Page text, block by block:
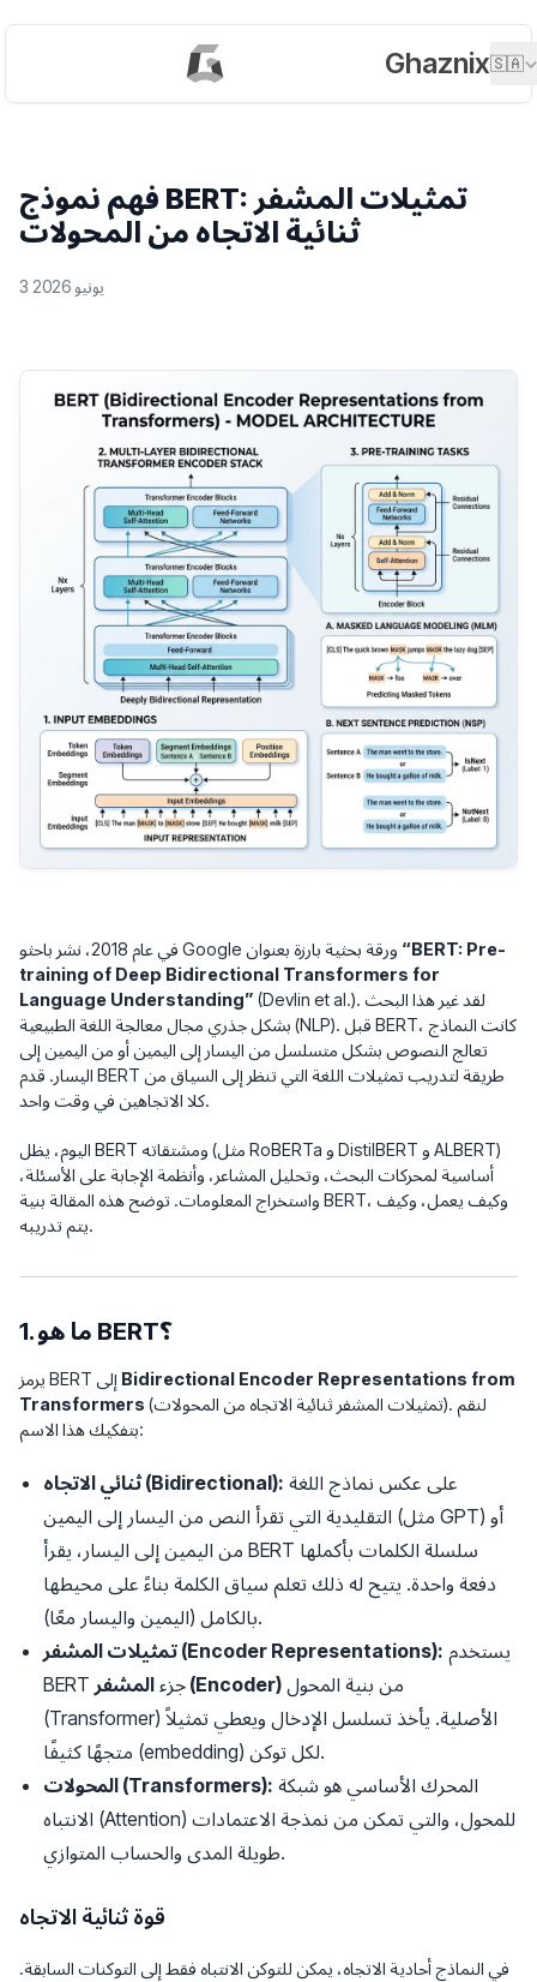
Ghaznix🇸🇦
فهم نموذج BERT: تمثيلات المشفر
ثنائية الاتجاه من المحولات
3 يونيو 2026
“BERT: Pre-
training of Deep Bidirectional Transformers for
Language Understanding” (Devlin et al.). لقد غير هذا البحث
بشكل جذري مجال معالجة اللغة الطبيعية (NLP). قبل BERT، كانت النماذج
تعالج النصوص بشكل متسلسل من اليسار إلى اليمين أو من اليمين إلى
اليسار. قدم BERT طريقة لتدريب تمثيلات اللغة التي تنظر إلى السياق من
كلا الاتجاهين في وقت واحد.
اليوم، يظل BERT ومشتقاته (مثل RoBERTa و DistilBERT و ALBERT)
أساسية لمحركات البحث، وتحليل المشاعر، وأنظمة الإجابة على الأسئلة،
واستخراج المعلومات. توضح هذه المقالة بنية BERT، وكيف يعمل، وكيف
يتم تدريبه.
1. ما هو BERT؟
Bidirectional Encoder Representations from
Transformers (تمثيلات المشفر ثنائية الاتجاه من المحولات). لنقم
بتفكيك هذا الاسم:
ثنائي الاتجاه (Bidirectional):
التقليدية التي تقرأ النص من اليسار إلى اليمين (مثل GPT) أو
من اليمين إلى اليسار، يقرأ BERT سلسلة الكلمات بأكملها
دفعة واحدة. يتيح له ذلك تعلم سياق الكلمة بناءً على محيطها
بالكامل (اليمين واليسار معًا).
تمثيلات المشفر (Encoder Representations):
BERT جزء المشفر (Encoder)
(Transformer) الأصلية. يأخذ تسلسل الإدخال ويعطي تمثيلاً
متجهًا كثيفًا (embedding) لكل توكن.
المحولات (Transformers):
الانتباه (Attention) للمحول، والتي تمكن من نمذجة الاعتمادات
طويلة المدى والحساب المتوازي.
قوة ثنائية الاتجاه
في النماذج أحادية الاتجاه، يمكن للتوكن الانتباه فقط إلى التوكنات السابقة.